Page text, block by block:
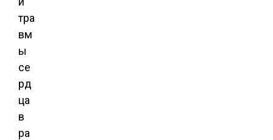
тра
вм
ы
се
рд
ца
в
ра